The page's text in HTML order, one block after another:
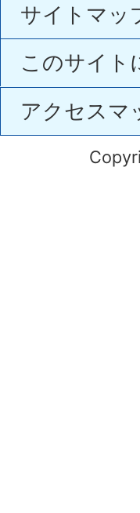
サイトマッ
このサイト
アクセスマ